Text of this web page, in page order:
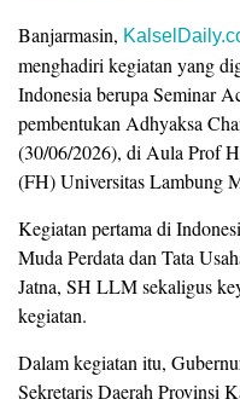
Banjarmasin,
menghadiri kegiatan yang
Indonesia berupa Seminar
pembentukan Adhyaksa
(30/06/2026), di Aula Prof
(FH) Universitas Lambung
Kegiatan pertama di
Muda Perdata dan Tata
Jatna, SH LLM sekaligus
kegiatan.
Dalam kegiatan itu,
Sekretaris Daerah Provinsi